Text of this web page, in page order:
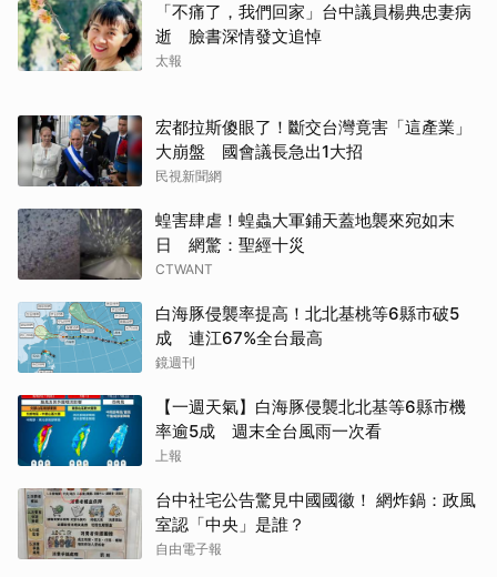
「不痛了，我們回家」台中議員楊典忠妻病
逝 臉書深情發文追悼
太報
宏都拉斯傻眼了！斷交台灣竟害「這產業」
大崩盤 國會議長急出1大招
民視新聞網
蝗害肆虐！蝗蟲大軍鋪天蓋地襲來宛如末
日 網驚：聖經十災
CTWANT
白海豚侵襲率提高！北北基桃等6縣市破5
成 連江67%全台最高
鏡週刊
【一週天氣】白海豚侵襲北北基等6縣市機
率逾5成 週末全台風雨一次看
上報
台中社宅公告驚見中國國徽！ 網炸鍋：政風
室認「中央」是誰？
自由電子報